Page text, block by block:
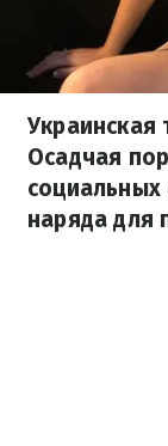
Украинская
Осадчая
социальных
наряда для